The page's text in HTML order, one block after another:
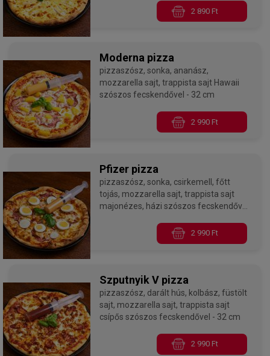
2 890 Ft
Moderna pizza
pizzaszósz, sonka, ananász,
mozzarella sajt, trappista sajt Hawaii
szószos fecskendővel - 32 cm
2 990 Ft
Pfizer pizza
pizzaszósz, sonka, csirkemell, főtt
tojás, mozzarella sajt, trappista sajt
majonézes, házi szószos fecskendővel
2 990 Ft
Szputnyik V pizza
pizzaszósz, darált hús, kolbász, füstölt
sajt, mozzarella sajt, trappista sajt
csípős szószos fecskendővel - 32 cm
2 990 Ft